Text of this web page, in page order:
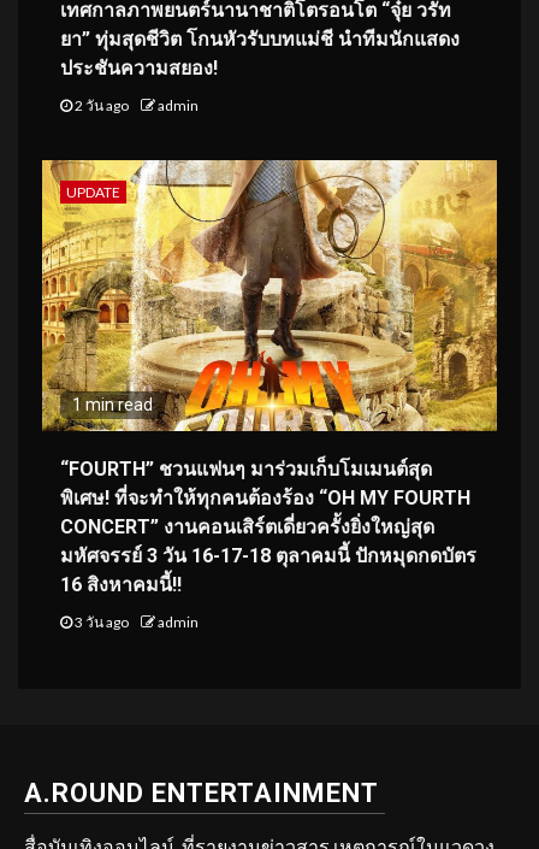
เทศกาลภาพยนตร์นานาชาติโตรอนโต “จุ๋ย วรัท
ยา” ทุ่มสุดชีวิต โกนหัวรับบทแม่ชี นำทีมนักแสดง
ประชันความสยอง!
2 วัน ago admin
UPDATE
1 min read
“FOURTH” ชวนแฟนๆ มาร่วมเก็บโมเมนต์สุด
พิเศษ! ที่จะทำให้ทุกคนต้องร้อง “OH MY FOURTH
CONCERT” งานคอนเสิร์ตเดี่ยวครั้งยิ่งใหญ่สุด
มหัศจรรย์ 3 วัน 16-17-18 ตุลาคมนี้ ปักหมุดกดบัตร
16 สิงหาคมนี้!!
3 วัน ago admin
A.ROUND ENTERTAINMENT